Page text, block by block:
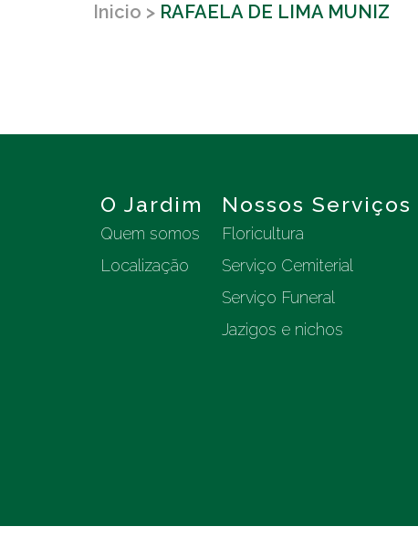
Inicio RAFAELA DE LIMA MUNIZ
O Jardim
Quem somos
Localização
Nossos Serviços
Floricultura
Serviço Cemiterial
Serviço Funeral
Jazigos e nichos